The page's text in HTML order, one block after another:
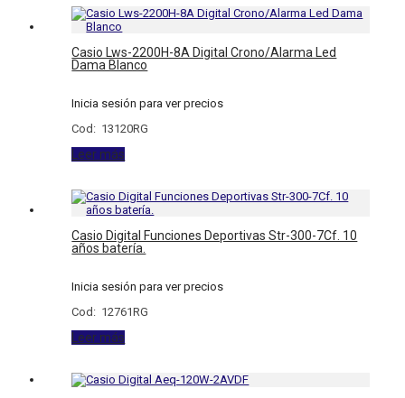
Casio Lws-2200H-8A Digital Crono/Alarma Led
Dama Blanco
Inicia sesión para ver precios
Cod: 13120RG
Leer más
Casio Digital Funciones Deportivas Str-300-7Cf. 10
años batería.
Inicia sesión para ver precios
Cod: 12761RG
Leer más